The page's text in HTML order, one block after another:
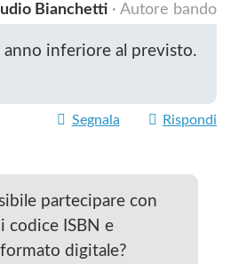
Bianchetti · Autore bando
anno inferiore al previsto.
Segnala Rispondi
partecipare con
codice ISBN e
digitale?